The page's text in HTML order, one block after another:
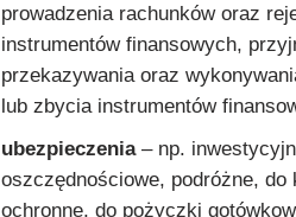
prowadzenia rachunków oraz
instrumentów finansowych,
przekazywania oraz
lub zbycia instrumentów
ubezpieczenia– np.
oszczędnościowe, podróżne, do
ochronne, do pożyczki